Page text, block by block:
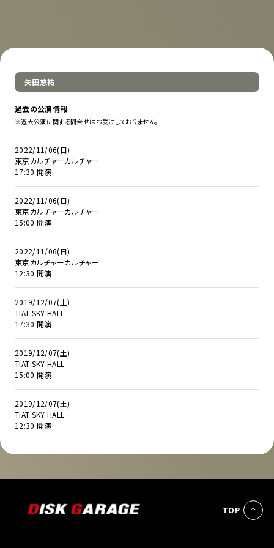
矢田悠祐
過去の公演情報
※過去公演に関する問合せはお受けしておりません。
2022/11/06(日)
東京カルチャーカルチャー
17:30 開演
2022/11/06(日)
東京カルチャーカルチャー
15:00 開演
2022/11/06(日)
東京カルチャーカルチャー
12:30 開演
2019/12/07(土)
TIAT SKY HALL
17:30 開演
2019/12/07(土)
TIAT SKY HALL
15:00 開演
2019/12/07(土)
TIAT SKY HALL
12:30 開演
TOP